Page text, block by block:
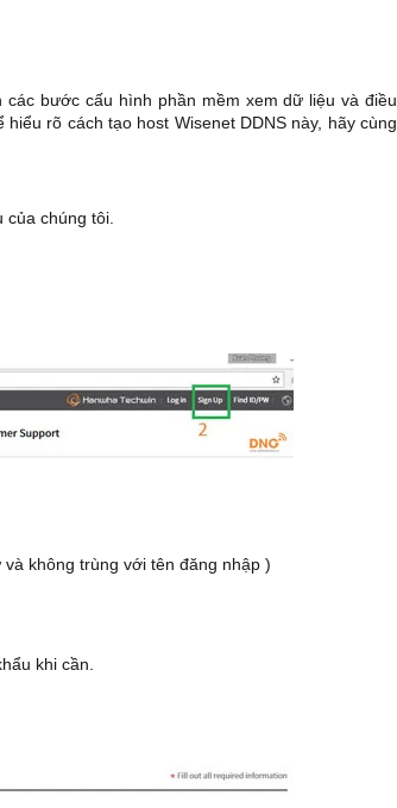
các bước cấu hình phần mềm xem dữ liệu và điều
rõ cách tạo host Wisenet DDNS này, hãy cùng
chúng tôi.
không trùng với tên đăng nhập )
khi cần.